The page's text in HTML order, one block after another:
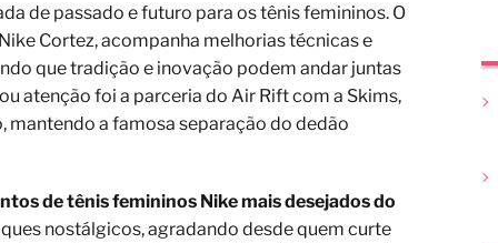
de passado e futuro para os tênis femininos. O
Cortez, acompanha melhorias técnicas e
que tradição e inovação podem andar juntas
atenção foi a parceria do Air Rift com a Skims,
a famosa separação do dedão
de tênis femininos Nike mais desejados do
nostálgicos, agradando desde quem curte